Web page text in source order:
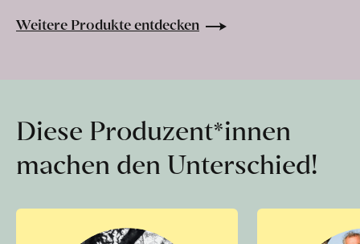
Weitere Produkte entdecken
Diese Produzent*innen
machen den Unterschied!